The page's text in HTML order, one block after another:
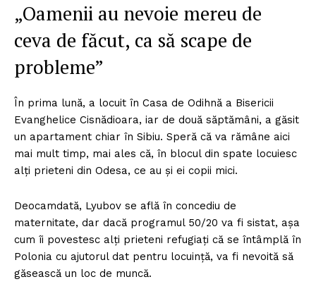
„Oamenii au nevoie mereu de
ceva de făcut, ca să scape de
probleme”
În prima lună, a locuit în Casa de Odihnă a Bisericii
Evanghelice Cisnădioara, iar de două săptămâni, a găsit
un apartament chiar în Sibiu. Speră că va rămâne aici
mai mult timp, mai ales că, în blocul din spate locuiesc
alți prieteni din Odesa, ce au și ei copii mici.
Deocamdată, Lyubov se află în concediu de
maternitate, dar dacă programul 50/20 va fi sistat, așa
cum îi povestesc alți prieteni refugiați că se întâmplă în
Polonia cu ajutorul dat pentru locuință, va fi nevoită să
găsească un loc de muncă.